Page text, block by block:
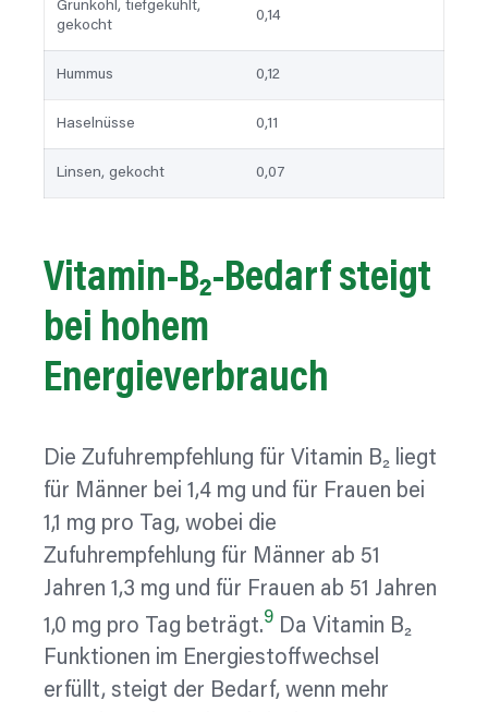
Grünkohl, tiefgekühlt,
gekocht
0,14
Hummus 0,12
Haselnüsse 0,11
Linsen, gekocht 0,07
Vitamin-B₂-Bedarf steigt
bei hohem
Energieverbrauch
Die Zufuhrempfehlung für Vitamin B₂ liegt
für Männer bei 1,4 mg und für Frauen bei
1,1 mg pro Tag, wobei die
Zufuhrempfehlung für Männer ab 51
Jahren 1,3 mg und für Frauen ab 51 Jahren
1,0 mg pro Tag beträgt.9 Da Vitamin B₂
Funktionen im Energiestoffwechsel
erfüllt, steigt der Bedarf, wenn mehr